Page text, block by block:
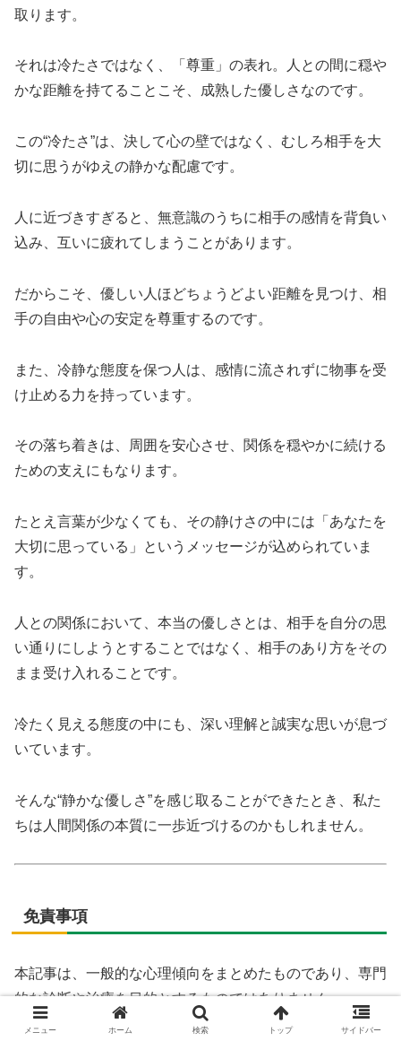
取ります。
それは冷たさではなく、「尊重」の表れ。人との間に穏や
かな距離を持てることこそ、成熟した優しさなのです。
この“冷たさ”は、決して心の壁ではなく、むしろ相手を大
切に思うがゆえの静かな配慮です。
人に近づきすぎると、無意識のうちに相手の感情を背負い
込み、互いに疲れてしまうことがあります。
だからこそ、優しい人ほどちょうどよい距離を見つけ、相
手の自由や心の安定を尊重するのです。
また、冷静な態度を保つ人は、感情に流されずに物事を受
け止める力を持っています。
その落ち着きは、周囲を安心させ、関係を穏やかに続ける
ための支えにもなります。
たとえ言葉が少なくても、その静けさの中には「あなたを
大切に思っている」というメッセージが込められていま
す。
人との関係において、本当の優しさとは、相手を自分の思
い通りにしようとすることではなく、相手のあり方をその
まま受け入れることです。
冷たく見える態度の中にも、深い理解と誠実な思いが息づ
いています。
そんな“静かな優しさ”を感じ取ることができたとき、私た
ちは人間関係の本質に一歩近づけるのかもしれません。
免責事項
本記事は、一般的な心理傾向をまとめたものであり、専門
的な診断や治療を目的とするものではありません。
また、記載された内容は個人の感じ方や解釈によって異な
メニュー ホーム 検索 トップ サイドバー